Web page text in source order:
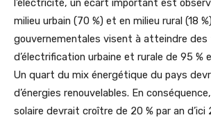
l’électricité, un écart important est
milieu urbain (70 %) et en milieu rural (18
gouvernementales visent à atteindre des
d’électrification urbaine et rurale de 95 %
Un quart du mix énergétique du pays
d’énergies renouvelables. En
solaire devrait croître de 20 % par an d’ici